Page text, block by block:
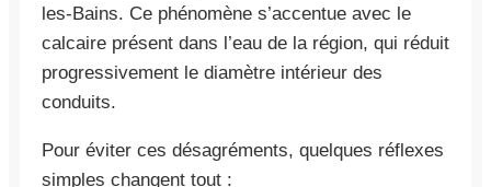
les-Bains. Ce phénomène s’accentue avec le
calcaire présent dans l’eau de la région, qui réduit
progressivement le diamètre intérieur des
conduits.
Pour éviter ces désagréments, quelques réflexes
simples changent tout :